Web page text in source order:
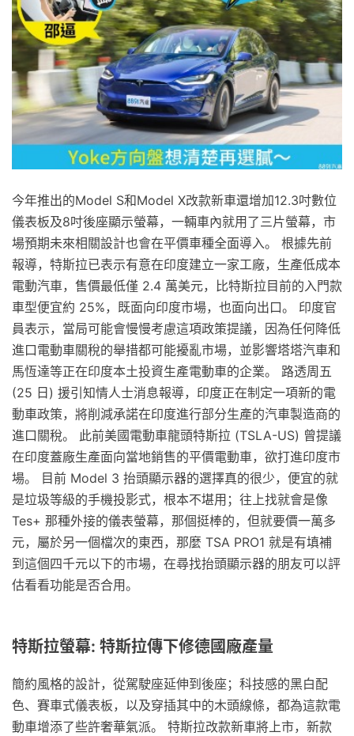
今年推出的Model S和Model X改款新車還增加12.3吋數位
儀表板及8吋後座顯示螢幕，一輛車內就用了三片螢幕，市
場預期未來相關設計也會在平價車種全面導入。 根據先前
報導，特斯拉已表示有意在印度建立一家工廠，生產低成本
電動汽車，售價最低僅 2.4 萬美元，比特斯拉目前的入門款
車型便宜約 25%，既面向印度市場，也面向出口。 印度官
員表示，當局可能會慢慢考慮這項政策提議，因為任何降低
進口電動車關稅的舉措都可能擾亂市場，並影響塔塔汽車和
馬恆達等正在印度本土投資生產電動車的企業。 路透周五
(25 日) 援引知情人士消息報導，印度正在制定一項新的電
動車政策，將削減承諾在印度進行部分生產的汽車製造商的
進口關稅。 此前美國電動車龍頭特斯拉 (TSLA-US) 曾提議
在印度蓋廠生產面向當地銷售的平價電動車，欲打進印度市
場。 目前 Model 3 抬頭顯示器的選擇真的很少，便宜的就
是垃圾等級的手機投影式，根本不堪用；往上找就會是像
Tes+ 那種外接的儀表螢幕，那個挺棒的，但就要價一萬多
元，屬於另一個檔次的東西，那麼 TSA PRO1 就是有填補
到這個四千元以下的市場，在尋找抬頭顯示器的朋友可以評
估看看功能是否合用。
特斯拉螢幕: 特斯拉傳下修德國廠產量
簡約風格的設計，從駕駛座延伸到後座；科技感的黑白配
色、賽車式儀表板，以及穿插其中的木頭線條，都為這款電
動車增添了些許奢華氣派。 特斯拉改款新車將上市，新款